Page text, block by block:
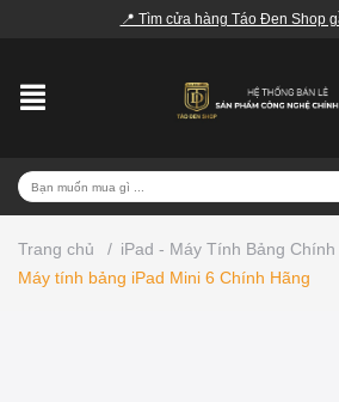
📍 Tìm cửa hàng Táo Đen Shop
Trang chủ / iPad - Máy Tính Bảng Chính
Máy tính bảng iPad Mini 6 Chính Hãng